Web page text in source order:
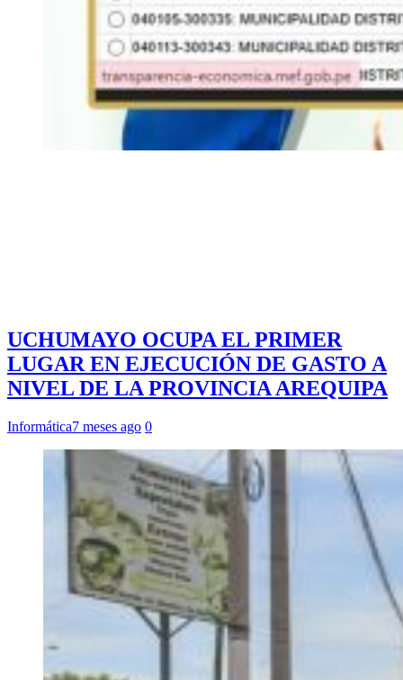
UCHUMAYO OCUPA EL PRIMER
LUGAR EN EJECUCIÓN DE GASTO A
NIVEL DE LA PROVINCIA AREQUIPA
Informática7 meses ago 0